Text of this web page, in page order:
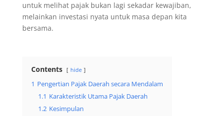
untuk melihat pajak bukan lagi sekadar kewajiban,
melainkan investasi nyata untuk masa depan kita
bersama.
Contents hide
1 Pengertian Pajak Daerah secara Mendalam
1.1 Karakteristik Utama Pajak Daerah
1.2 Kesimpulan